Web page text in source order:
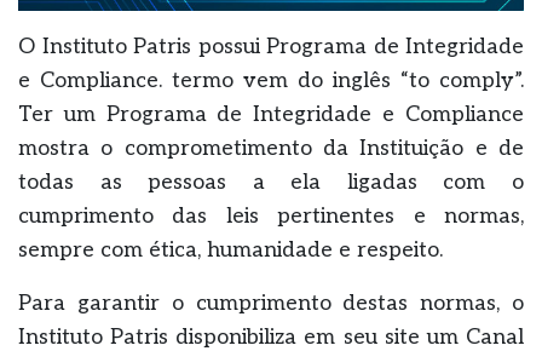
O Instituto Patris possui Programa de Integridade
e Compliance. termo vem do inglês “to comply”.
Ter um Programa de Integridade e Compliance
mostra o comprometimento da Instituição e de
todas as pessoas a ela ligadas com o
cumprimento das leis pertinentes e normas,
sempre com ética, humanidade e respeito.
Para garantir o cumprimento destas normas, o
Instituto Patris disponibiliza em seu site um Canal